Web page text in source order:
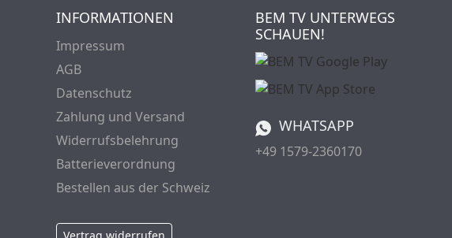
INFORMATIONEN
Impressum
AGB
Datenschutz
Zahlung und Versand
Widerrufsbelehrung
Batterieverordnung
Bestellen aus der Schweiz
BEM TV UNTERWEGS
SCHAUEN!
WHATSAPP
+49 1579-2360170